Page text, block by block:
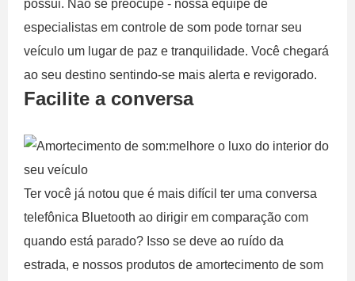
possui. Não se preocupe - nossa equipe de
especialistas em controle de som pode tornar seu
veículo um lugar de paz e tranquilidade. Você chegará
ao seu destino sentindo-se mais alerta e revigorado.
Facilite a conversa
Ter você já notou que é mais difícil ter uma conversa
telefônica Bluetooth ao dirigir em comparação com
quando está parado? Isso se deve ao ruído da
estrada, e nossos produtos de amortecimento de som